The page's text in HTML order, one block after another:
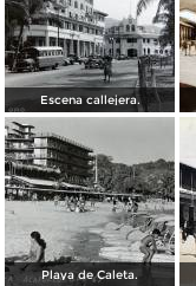
Escena callejera.
Playa de Caleta.